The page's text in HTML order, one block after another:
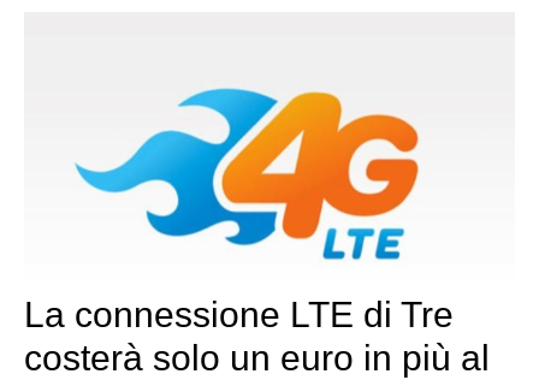
La connessione LTE di Tre
costerà solo un euro in più al